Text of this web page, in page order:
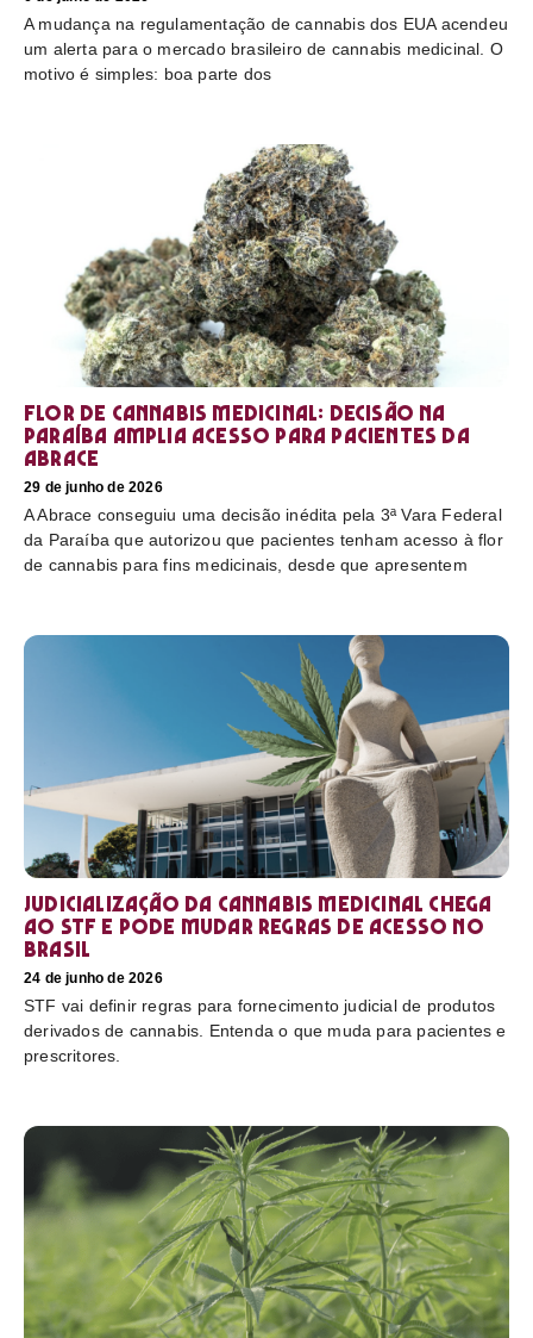
A mudança na regulamentação de cannabis dos EUA acendeu
um alerta para o mercado brasileiro de cannabis medicinal. O
motivo é simples: boa parte dos
Flor de cannabis medicinal: decisão na
Paraíba amplia acesso para pacientes da
Abrace
29 de junho de 2026
A Abrace conseguiu uma decisão inédita pela 3ª Vara Federal
da Paraíba que autorizou que pacientes tenham acesso à flor
de cannabis para fins medicinais, desde que apresentem
Judicialização da cannabis medicinal chega
ao STF e pode mudar regras de acesso no
Brasil
24 de junho de 2026
STF vai definir regras para fornecimento judicial de produtos
derivados de cannabis. Entenda o que muda para pacientes e
prescritores.